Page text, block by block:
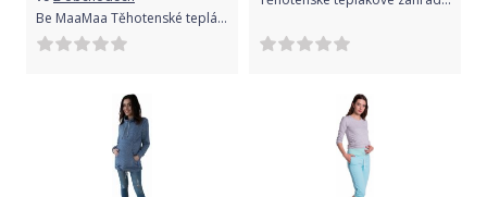
Be MaaMaa Těhotenské tepláky - šedý melír